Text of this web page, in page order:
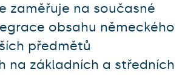
zaměřuje na současné
obsahu německého
předmětů
na základních a středních